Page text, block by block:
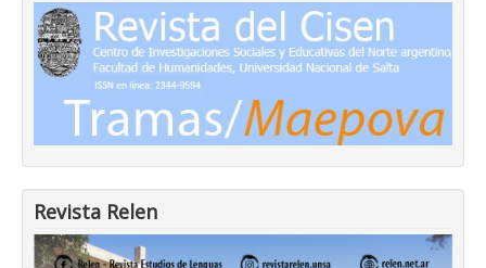
Revista Relen